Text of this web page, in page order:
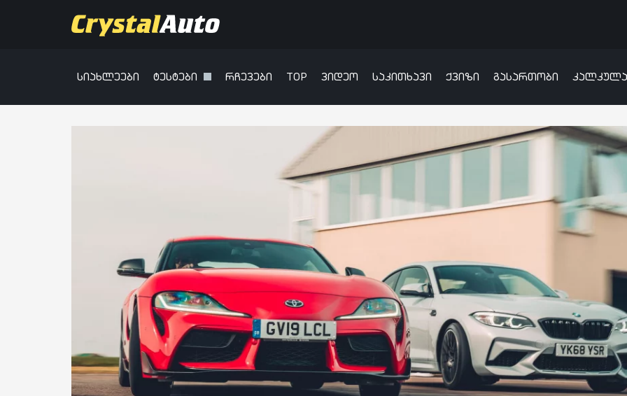
სიახლეები ტესტები რჩევები TOP ვიდეო საკითხავი ქვიზი გასართობი